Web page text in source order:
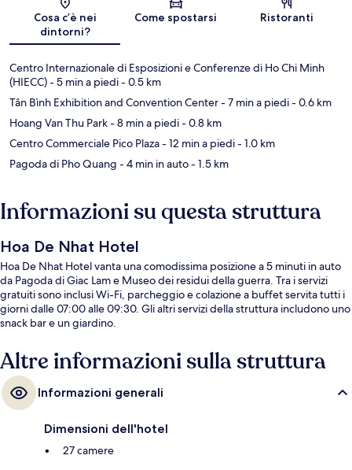
Mappa
Cosa c’è nei
dintorni?
Come spostarsi Ristoranti
Centro Internazionale di Esposizioni e Conferenze di Ho Chi Minh
(HIECC)- 5 min a piedi- 0.5 km
Tân Bình Exhibition and Convention Center- 7 min a piedi- 0.6 km
Hoang Van Thu Park- 8 min a piedi- 0.8 km
Centro Commerciale Pico Plaza- 12 min a piedi- 1.0 km
Pagoda di Pho Quang - 4 min in auto- 1.5 km
Informazioni su questa struttura
Hoa De Nhat Hotel
Hoa De Nhat Hotel vanta una comodissima posizione a 5 minuti in auto
da Pagoda di Giac Lam e Museo dei residui della guerra. Tra i servizi
gratuiti sono inclusi Wi-Fi, parcheggio e colazione a buffet servita tutti i
giorni dalle 07:00 alle 09:30. Gli altri servizi della struttura includono uno
snack bar e un giardino.
Altre informazioni sulla struttura
Informazioni generali
Dimensioni dell'hotel
27 camere